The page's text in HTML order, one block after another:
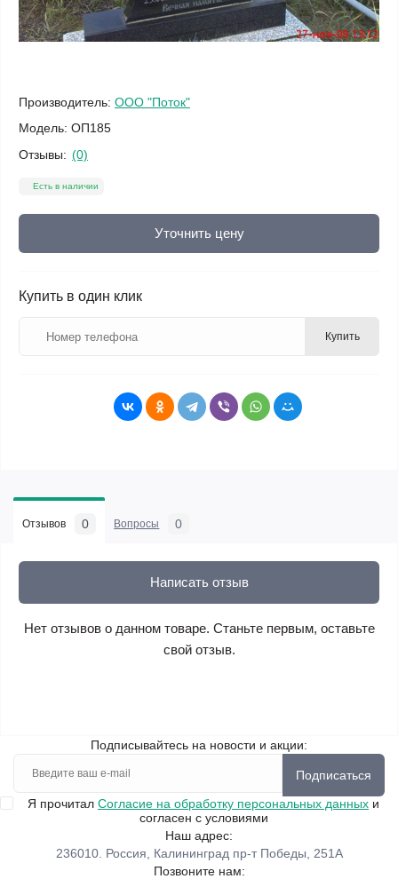
Производитель: ООО "Поток"
Модель: ОП185
Отзывы: (0)
Есть в наличии
Уточнить цену
Купить в один клик
Купить
Отзывов 0 Вопросы 0
Написать отзыв
Нет отзывов о данном товаре. Станьте первым, оставьте
свой отзыв.
Подписывайтесь на новости и акции:
Подписаться
Я прочитал Согласие на обработку персональных данных и
согласен с условиями
Наш адрес:
236010. Россия, Калининград пр-т Победы, 251А
Позвоните нам: